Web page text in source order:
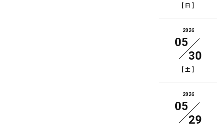
[ 日 ]
2026
05
30
[土 ]
2026
05
29